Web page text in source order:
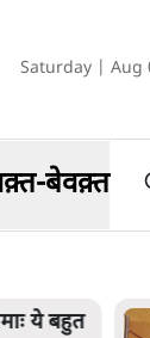
Saturday | Aug
बेवक़्त
' अंडों से